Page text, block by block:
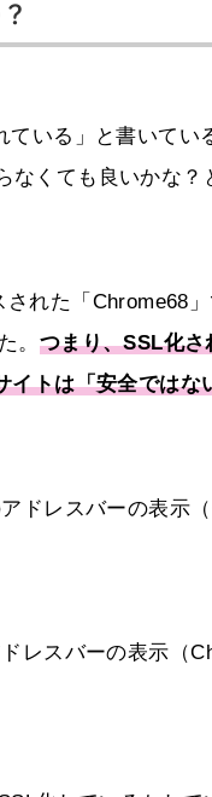
ている」と書いて
なくても良いかな
れた「Chrome68
。 つまり、SSL化
イトは「安全では
ドレスバーの表示（
レスバーの表示（